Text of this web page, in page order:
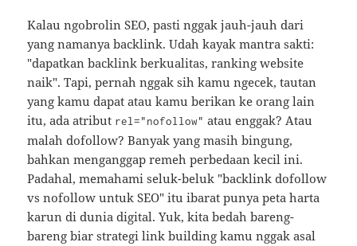
Kalau ngobrolin SEO, pasti nggak jauh-jauh dari
yang namanya backlink. Udah kayak mantra sakti:
"dapatkan backlink berkualitas, ranking website
naik". Tapi, pernah nggak sih kamu ngecek, tautan
yang kamu dapat atau kamu berikan ke orang lain
itu, ada atribut rel="nofollow" atau enggak? Atau
malah dofollow? Banyak yang masih bingung,
bahkan menganggap remeh perbedaan kecil ini.
Padahal, memahami seluk-beluk "backlink dofollow
vs nofollow untuk SEO" itu ibarat punya peta harta
karun di dunia digital. Yuk, kita bedah bareng-
bareng biar strategi link building kamu nggak asal